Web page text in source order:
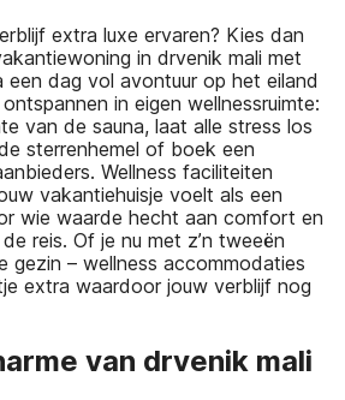
extra luxe ervaren? Kies dan
in drvenik mali met
dag vol avontuur op het eiland
in eigen wellnessruimte:
van de sauna, laat alle stress los
sterrenhemel of boek een
Wellness faciliteiten
vakantiehuisje voelt als een
wie waarde hecht aan comfort en
reis. Of je nu met z’n tweeën
gezin – wellness accommodaties
extra waardoor jouw verblijf nog
van drvenik mali